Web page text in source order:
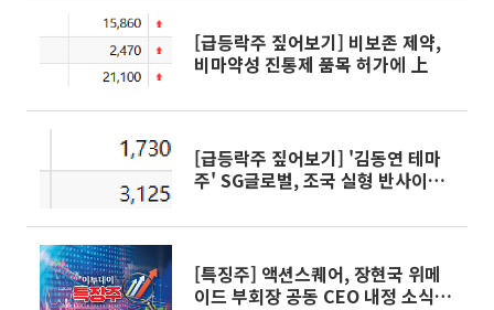
[급등락주 짚어보기] 비보존 제약,
비마약성 진통제 품목 허가에 上
[급등락주 짚어보기] '김동연 테마
주' SG글로벌, 조국 실형 반사이익
[특징주] 액션스퀘어, 장현국 위메
이드 부회장 공동 CEO 내정 소식에